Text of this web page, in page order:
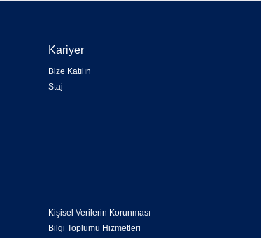
Kariyer
Bize Katılın
Staj
Kişisel Verilerin Korunması
Bilgi Toplumu Hizmetleri